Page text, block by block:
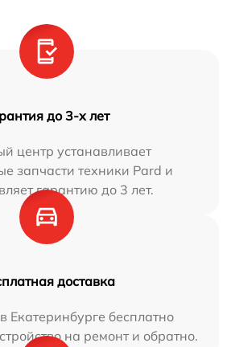
до 3-х лет
центр устанавливает
запчасти техники Pard и
гарантию до 3 лет.
доставка
Екатеринбурге бесплатно
на ремонт и обратно.